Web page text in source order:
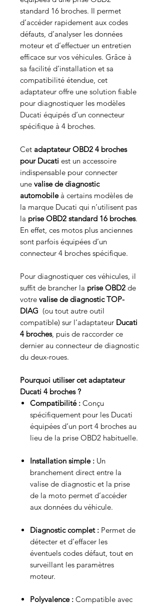
standard 16 broches. Il permet
d’accéder rapidement aux codes
défauts, d’analyser les données
moteur et d’effectuer un entretien
efficace sur vos véhicules. Grâce à
sa facilité d’installation et sa
compatibilité étendue, cet
adaptateur offre une solution fiable
pour diagnostiquer les modèles
Ducati équipés d’un connecteur
spécifique à 4 broches.
Cet adaptateur OBD2 4 broches
pour Ducati est un accessoire
indispensable pour connecter
une valise de diagnostic
automobileà certains modèles de
la marque Ducati qui n’utilisent pas
la prise OBD2 standard 16 broches.
En effet, ces motos plus anciennes
sont parfois équipées d’un
connecteur 4 broches spécifique.
Pour diagnostiquer ces véhicules, il
suffit de brancher la prise OBD2 de
votre valise de diagnostic TOP-
DIAG (ou tout autre outil
compatible) sur l’adaptateur Ducati
4 broches, puis de raccorder ce
dernier au connecteur de diagnostic
du deux-roues.
Pourquoi utiliser cet adaptateur
Ducati 4 broches ?
Compatibilité : Conçu
spécifiquement pour les Ducati
équipées d’un port 4 broches au
lieu de la prise OBD2 habituelle.
Installation simple : Un
branchement direct entre la
valise de diagnostic et la prise
de la moto permet d’accéder
aux données du véhicule.
Diagnostic complet : Permet de
détecter et d’effacer les
éventuels codes défaut, tout en
surveillant les paramètres
moteur.
Polyvalence : Compatible avec